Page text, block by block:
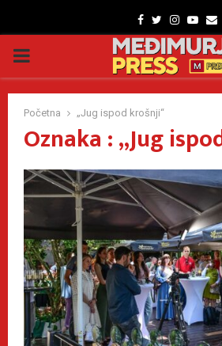
Facebook
Twitter
PRIMARY
MENU
Početna „Jug ispod krošnji“
Oznaka : „Jug